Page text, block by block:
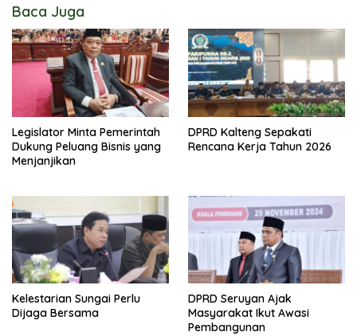
Baca Juga
Legislator Minta Pemerintah
Dukung Peluang Bisnis yang
Menjanjikan
DPRD Kalteng Sepakati
Rencana Kerja Tahun 2026
Kelestarian Sungai Perlu
Dijaga Bersama
DPRD Seruyan Ajak
Masyarakat Ikut Awasi
Pembangunan